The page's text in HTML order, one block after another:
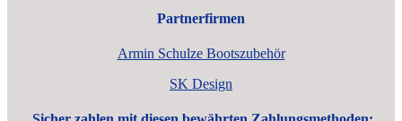
Partnerfirmen
Armin Schulze Bootszubehör
SK Design